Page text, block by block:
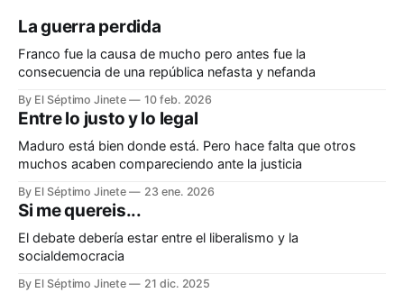
La guerra perdida
Franco fue la causa de mucho pero antes fue la
consecuencia de una república nefasta y nefanda
By El Séptimo Jinete 10 feb. 2026
Entre lo justo y lo legal
Maduro está bien donde está. Pero hace falta que otros
muchos acaben compareciendo ante la justicia
By El Séptimo Jinete 23 ene. 2026
Si me quereis...
El debate debería estar entre el liberalismo y la
socialdemocracia
By El Séptimo Jinete 21 dic. 2025